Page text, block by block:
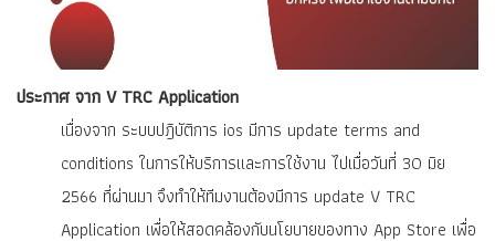
ประกาศ จาก V TRC Application
เนื่องจาก ระบบปฎิบัติการ ios มีการ update terms and
conditions ในการให้บริการและการใช้งาน ไปเมื่อวันที่ 30 มิย
2566 ที่ผ่านมา จึงทำให้ทีมงานต้องมีการ update V TRC
Application เพื่อให้สอดคล้องกับนโยบายของทาง App Store เพื่อ